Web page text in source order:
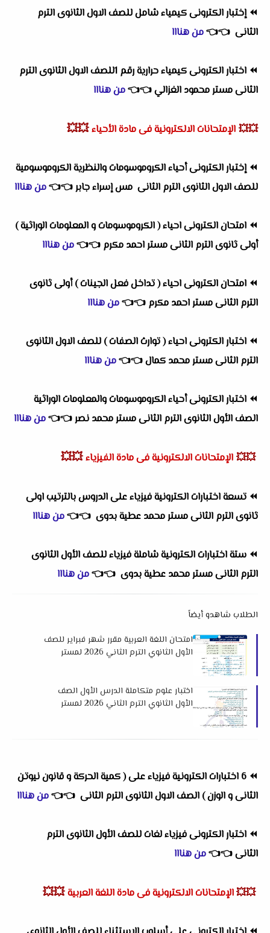
⏪إختبار الكترونى كيمياء شامل للصف الاول الثانوى الترم
الثانى 👈
👈من هنااا
⏪
اختبار الكترونى كيمياء حرارية رقم 1للصف الاول الثانوى الترم
الثانى مستر محمود الغزالي👈
👈من هنااا
💥💥 الإمتحانات الالكترونية فى مادة الأحياء 💥💥
⏪إختبار الكترونى أحياء الكروموسومات والنظرية الكروموسومية
للصف الاول الثانوى الترم الثانى مس إسراء جابر👈
👈من هنااا
⏪ امتحان الكترونى احياء ( الكروموسومات و المعلومات الوراثية )
أولى ثانوى الترم الثانى مستر احمد مكرم 👈
👈من هنااا
⏪ امتحان الكترونى احياء ( تداخل فعل الجينات ) أولى ثانوى
الترم الثانى مستر احمد مكرم 👈
👈من هنااا
⏪ اختبار الكترونى احياء ( توارث الصفات ) للصف الاول الثانوى
الترم الثانى مستر محمد كمال👈
👈من هنااا
⏪ اختبار الكترونى أحياء الكروموسومات والمعلومات الوراثية
الصف الأول الثانوى الترم الثانى مستر محمد نصر👈
👈من هنااا
💥💥 الإمتحانات الالكترونية فى مادة الفيزياء 💥💥
⏪ تسعة اختبارات الكترونية فيزياء على الدروس بالترتيب اولى
ثانوى الترم الثانى مستر محمد عطية بدوى 👈
👈من هنااا
⏪ ستة اختبارات الكترونية شاملة فيزياء للصف الأول الثانوى
الترم الثانى مستر محمد عطية بدوى 👈
👈من هنااا
الطلاب شاهدو أيضاً
امتحان اللغة العربية مقرر شهر فبراير للصف
الأول الثانوي الترم الثاني 2026 لمستر
اختبار علوم متكاملة الدرس الأول الصف
الأول الثانوي الترم الثاني 2026 لمستر
⏪ 6 اختبارات الكترونية فيزياء على
( كمية الحركة و قانون نيوتن
الثانى و الوزن ) الصف الاول الثانوى الترم الثانى 👈
👈من هنااا
⏪ اختبار الكترونى فيزياء لغات للصف الأول الثانوى الترم
الثانى👈
👈من هنااا
💥💥الإمتحانات الالكترونية فى مادة اللغة العربية 💥💥